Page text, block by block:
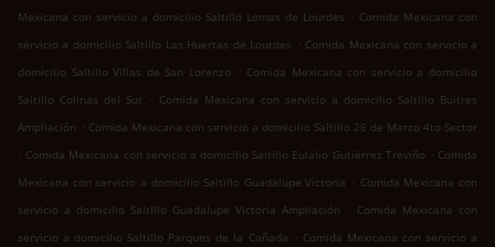
Mexicana con servicio a domicilio Saltillo Lomas de Lourdes . Comida Mexicana con
servicio a domicilio Saltillo Las Huertas de Lourdes . Comida Mexicana con servicio a
domicilio Saltillo Villas de San Lorenzo
. Comida Mexicana con servicio a domicilio
Saltillo Colinas del Sur . Comida Mexicana con servicio a domicilio Saltillo Buitres
Ampliación . Comida Mexicana con servicio a domicilio Saltillo 26 de Marzo 4to Sector
. Comida Mexicana con servicio a domicilio Saltillo Eulalio Gutiérrez Treviño . Comida
Mexicana con servicio a domicilio Saltillo Guadalupe Victoria . Comida Mexicana con
servicio a domicilio Saltillo Guadalupe Victoria Ampliación
. Comida Mexicana con
servicio a domicilio Saltillo Parques de la Cañada . Comida Mexicana con servicio a